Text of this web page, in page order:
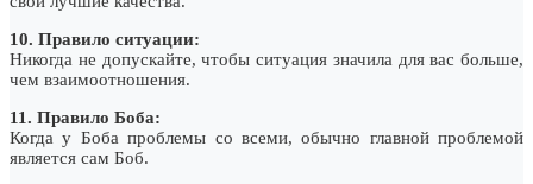
10. Правило ситуации:
Никогда не допускайте, чтобы ситуация значила для вас больше,
чем взаимоотношения.
11. Правило Боба:
Когда у Боба проблемы со всеми, обычно главной проблемой
является сам Боб.